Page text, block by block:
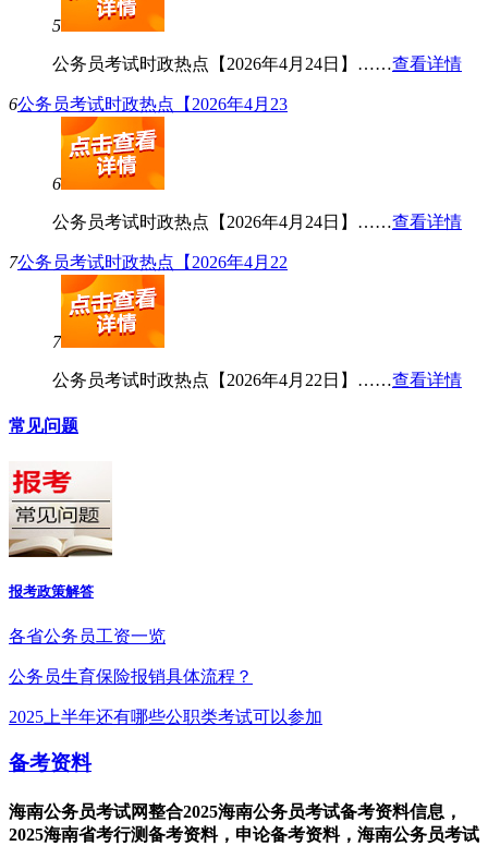
5
公务员考试时政热点【2026年4月24日】……查看详情
6公务员考试时政热点【2026年4月23
6
公务员考试时政热点【2026年4月24日】……查看详情
7公务员考试时政热点【2026年4月22
7
公务员考试时政热点【2026年4月22日】……查看详情
常见问题
报考政策解答
各省公务员工资一览
公务员生育保险报销具体流程？
2025上半年还有哪些公职类考试可以参加
备考资料
海南公务员考试网整合2025海南公务员考试备考资料信息，
2025海南省考行测备考资料，申论备考资料，海南公务员考试